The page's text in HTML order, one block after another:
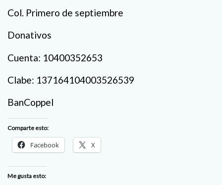
Col. Primero de septiembre
Donativos
Cuenta: 10400352653
Clabe: 137164104003526539
BanCoppel
Comparte esto:
Facebook X
Me gusta esto: